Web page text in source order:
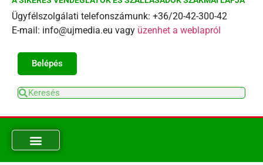
Ügyfélszolgálati telefonszámunk: +36/20-42-300-42
E-mail: info@ujmedia.eu vagy üzenhet a weblapról
Belépés